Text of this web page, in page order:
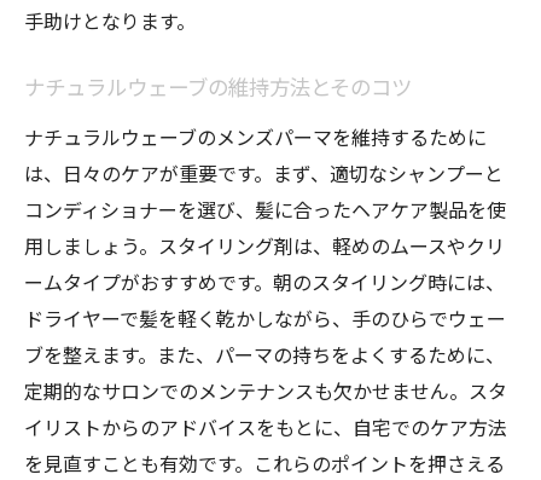
永続的な魅力を持つナチュラルヘア
手助けとなります。
ナチュラルウェーブの維持方法とそのコツ
ナチュラルウェーブのメンズパーマを維持するために
は、日々のケアが重要です。まず、適切なシャンプーと
コンディショナーを選び、髪に合ったヘアケア製品を使
用しましょう。スタイリング剤は、軽めのムースやクリ
ームタイプがおすすめです。朝のスタイリング時には、
ドライヤーで髪を軽く乾かしながら、手のひらでウェー
ブを整えます。また、パーマの持ちをよくするために、
定期的なサロンでのメンテナンスも欠かせません。スタ
イリストからのアドバイスをもとに、自宅でのケア方法
を見直すことも有効です。これらのポイントを押さえる